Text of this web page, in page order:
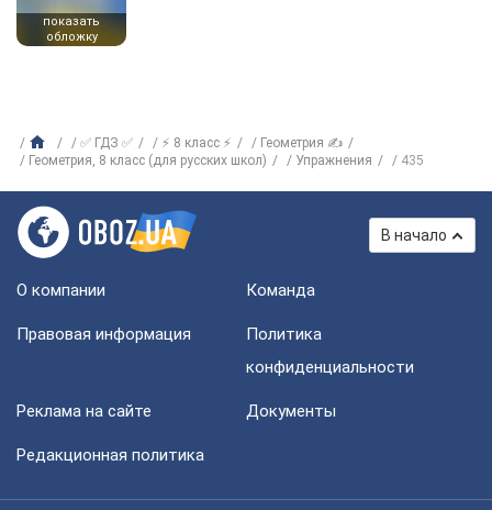
показать
обложку
✅ ГДЗ ✅ ⚡ 8 класс ⚡
Геометрия ✍
Геометрия, 8 класс (для русских школ)
Упражнения 435
В начало
О компании Команда
Правовая информация
Политика
конфиденциальности
Реклама на сайте Документы
Редакционная политика